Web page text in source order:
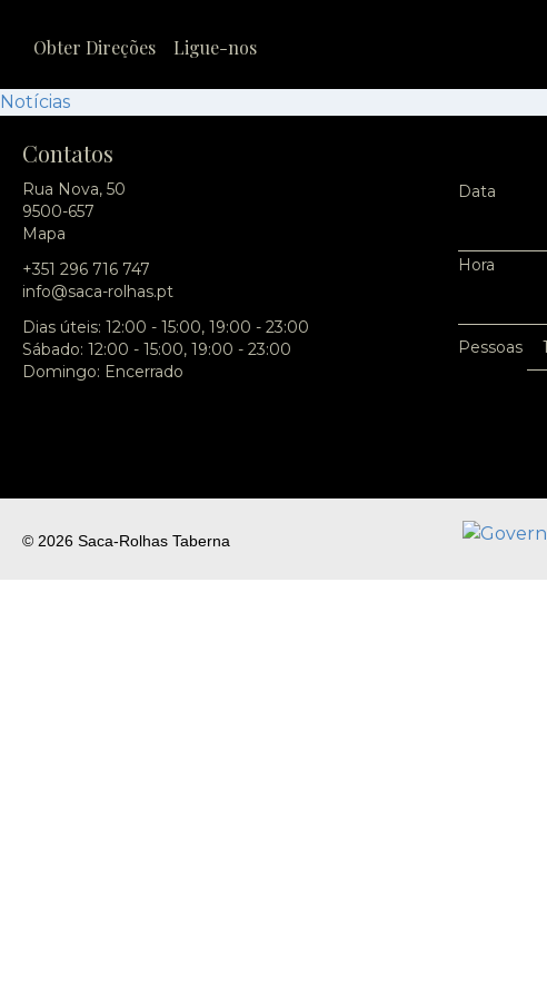
Obter Direções Ligue-nos
Notícias
Contatos
Rua Nova, 50
9500-657
Mapa
+351 296 716 747
info@saca-rolhas.pt
Dias úteis: 12:00 - 15:00, 19:00 - 23:00
Sábado: 12:00 - 15:00, 19:00 - 23:00
Domingo: Encerrado
Data
Hora
Pessoas
© 2026 Saca-Rolhas Taberna